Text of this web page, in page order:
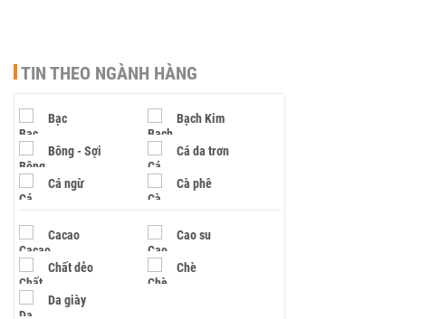
TIN THEO NGÀNH HÀNG
Bạc Bạch Kim
Bông - Sợi Cá da trơn
Cá ngừ Cà phê
Cacao Cao su
Chất dẻo Chè
Da giày